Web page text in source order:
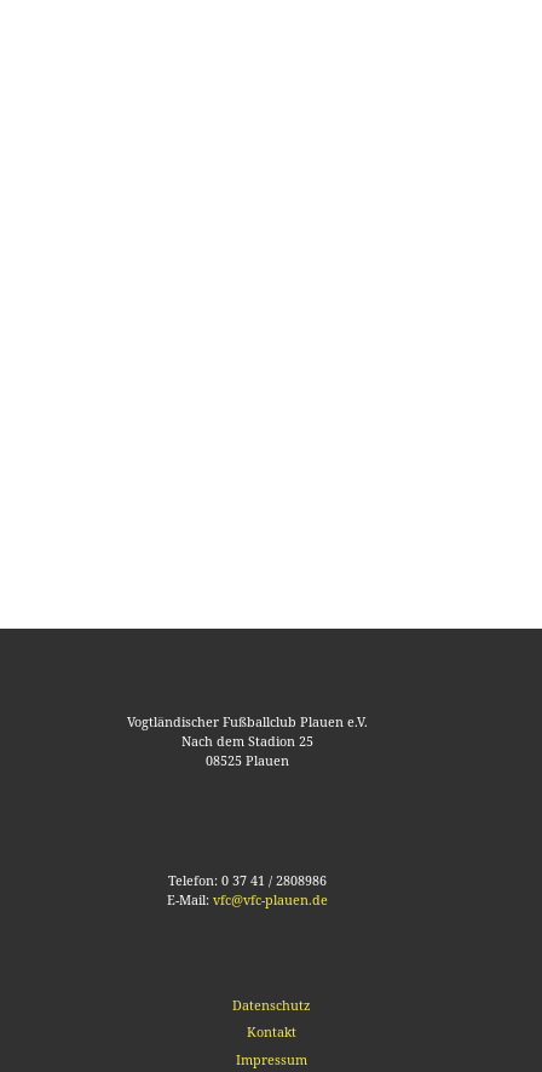
Vogtländischer Fußballclub Plauen e.V.
Nach dem Stadion 25
08525 Plauen
Telefon: 0 37 41 / 2808986
E-Mail: vfc@vfc-plauen.de
Datenschutz
Kontakt
Impressum